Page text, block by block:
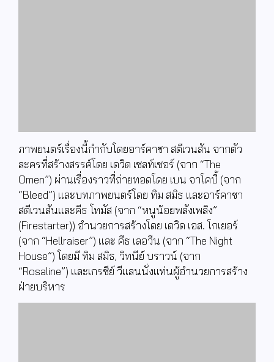
ภาพยนตร์เรื่องนี้กำกับโดยอาร์คาชา สตีเวนสัน จากตัว
ละครที่สร้างสรรค์โดย เดวิด เซลท์เซอร์ (จาก “The
Omen”) ผ่านเรื่องราวที่ถ่ายทอดโดย เบน จาโคบี้ (จาก
“Bleed”) และบทภาพยนตร์โดย ทิม สมิธ และอาร์คาชา
สตีเวนสันและคีธ โทมัส (จาก “หนูน้อยพลังเพลิง”
(Firestarter)) อำนวยการสร้างโดย เดวิด เอส. โกเยอร์
(จาก “Hellraiser”) และ คีธ เลอวีน (จาก “The Night
House”) โดยมี ทิม สมิธ, วิทนีย์ บราวน์ (จาก
“Rosaline”) และเกรซีย์ วีแลนนั่งแท่นผู้อำนวยการสร้าง
ฝ่ายบริหาร